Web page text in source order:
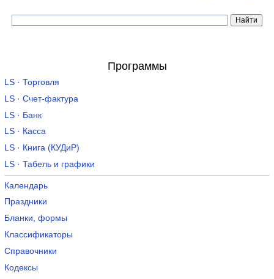
Программы
LS · Торговля
LS · Счет-фактура
LS · Банк
LS · Касса
LS · Книга (КУДиР)
LS · Табель и графики
Календарь
Праздники
Бланки, формы
Классификаторы
Справочники
Кодексы